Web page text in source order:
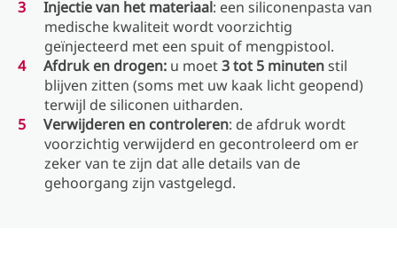
Injectie van het materiaal: een siliconenpasta van
medische kwaliteit wordt voorzichtig
geïnjecteerd met een spuit of mengpistool.
Afdruk en drogen: u moet3 tot 5 minutenstil
blijven zitten (soms met uw kaak licht geopend)
terwijl de siliconen uitharden.
Verwijderen en controleren: de afdruk wordt
voorzichtig verwijderd en gecontroleerd om er
zeker van te zijn dat alle details van de
gehoorgang zijn vastgelegd.